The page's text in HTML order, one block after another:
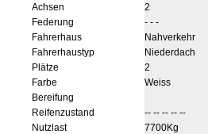
Achsen
2
Federung
- - -
Fahrerhaus
Nahverkehr
Fahrerhaustyp
Niederdach
Plätze
2
Farbe
Weiss
Bereifung
Reifenzustand
-- -- -- -- --
Nutzlast
7700Kg